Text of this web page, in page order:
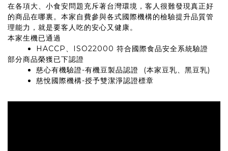
在各項大、小食安問題充斥著台灣環境，客人很難發現真正好
的商品在哪裏。本家自費參與各式國際機構的檢驗提升品質管
理能力，就是要客人吃的安心又健康。
本家生機已通過
HACCP、ISO22000 符合國際食品安全系統驗證
部分商品榮獲已下認證
慈心有機驗證-有機豆製品認證 (本家豆乳、黑豆乳)
慈悅國際機構-授予雙潔淨認證標章